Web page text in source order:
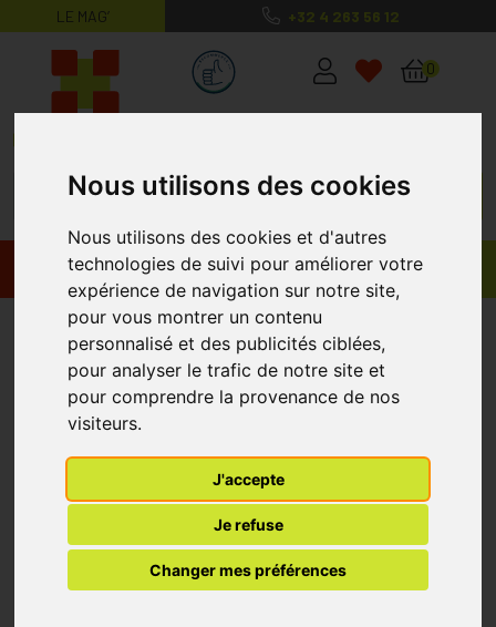
Nous utilisons des cookies
Nous utilisons des cookies et d'autres
technologies de suivi pour améliorer votre
expérience de navigation sur notre site,
pour vous montrer un contenu
personnalisé et des publicités ciblées,
pour analyser le trafic de notre site et
pour comprendre la provenance de nos
visiteurs.
J'accepte
Je refuse
Changer mes préférences
LE MAG’ +32 4 263 56 12
MaPharmacie.be ma santé, mes
0
Promos Produits
Pannocort Crème 30 G PANNOC